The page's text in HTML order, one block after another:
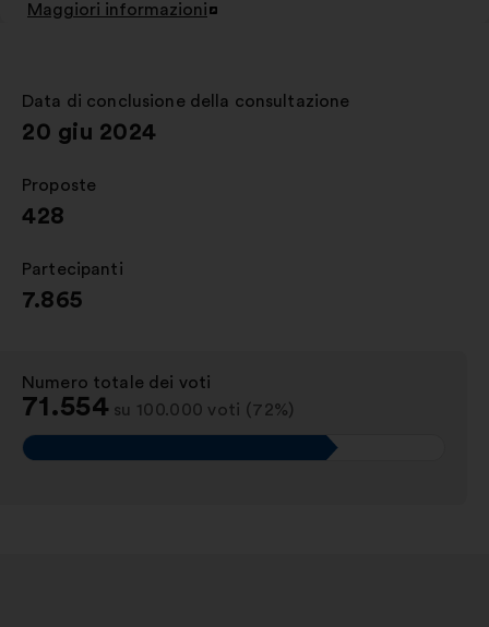
Maggiori informazioni
Apri
scheda
Data di conclusione della consultazione
:
20 giu 2024
Proposte
:
428
Partecipanti
:
7.865
Numero totale dei voti
:
71.554 su 100.000 voti (72%)